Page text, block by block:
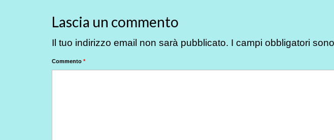
Lascia un commento
Il tuo indirizzo email non sarà pubblicato. I campi obbligatori
Commento *